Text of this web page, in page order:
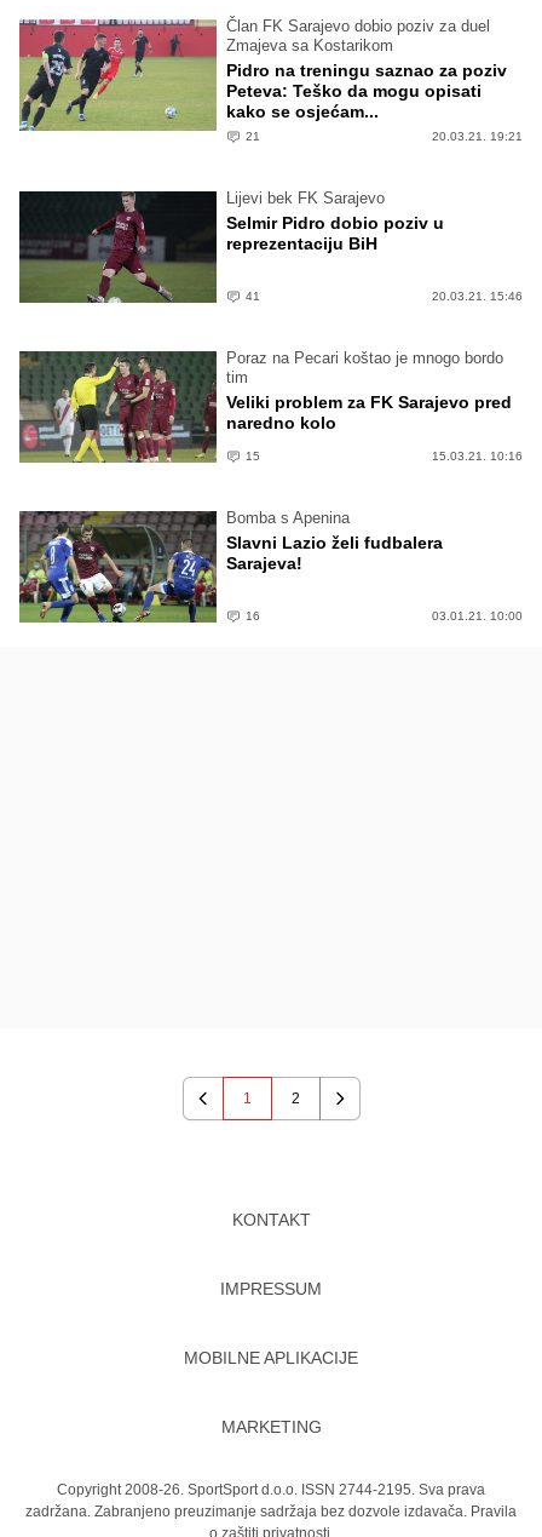
Član FK Sarajevo dobio poziv za duel
Zmajeva sa Kostarikom
Pidro na treningu saznao za poziv
Peteva: Teško da mogu opisati
kako se osjećam...
21 20.03.21. 19:21
Lijevi bek FK Sarajevo
Selmir Pidro dobio poziv u
reprezentaciju BiH
41 20.03.21. 15:46
Poraz na Pecari koštao je mnogo bordo
tim
Veliki problem za FK Sarajevo pred
naredno kolo
15 15.03.21. 10:16
Bomba s Apenina
Slavni Lazio želi fudbalera
Sarajeva!
16 03.01.21. 10:00
Previous
1 2
Next
KONTAKT
IMPRESSUM
MOBILNE APLIKACIJE
MARKETING
Copyright 2008-26. SportSport d.o.o. ISSN 2744-2195. Sva prava
zadržana. Zabranjeno preuzimanje sadržaja bez dozvole izdavača. Pravila
o zaštiti privatnosti.